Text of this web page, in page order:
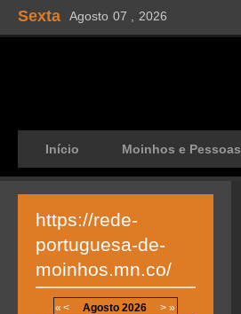
Sexta Agosto 07 , 2026
Início Moinhos e Pessoas
https://rede-
portuguesa-de-
moinhos.mn.co/
« < Agosto 2026 > »